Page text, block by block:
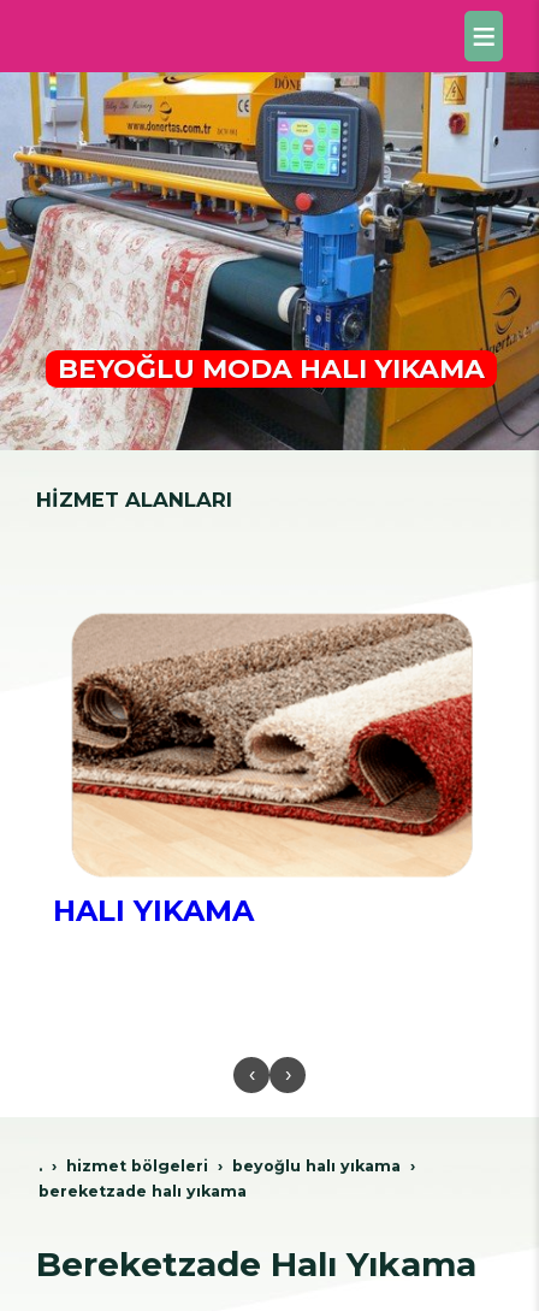
BEYOĞLU MODA HALI YIKAMA
HİZMET ALANLARI
HALI YIKAMA
‹ ›
. hi̇zmet bölgeleri̇
beyoğlu hali yikama
bereketzade halı yıkama
Bereketzade Halı Yıkama